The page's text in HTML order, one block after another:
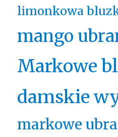
limonkowa
mango
Markowe
damskie
markowe